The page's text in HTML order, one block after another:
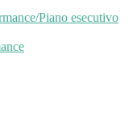
Piano esecutivo